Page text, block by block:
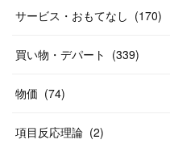
(46
(31
58)
10
サービス・おもてなし (170)
買い物・デパート (339)
物価 (74)
項目反応理論 (2)